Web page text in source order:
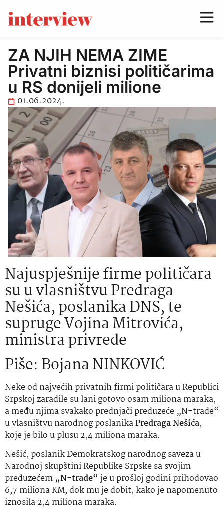
ZA NJIH NEMA ZIME
Privatni biznisi političarima
u RS donijeli milione
01.06.2024.
Najuspješnije firme političara
su u vlasništvu Predraga
Nešića, poslanika DNS, te
supruge Vojina Mitrovića,
ministra privrede
Piše: Bojana NINKOVIĆ
Neke od najvećih privatnih firmi političara u Republici
Srpskoj zaradile su lani gotovo osam miliona maraka,
a među njima svakako prednjači preduzeće „N-trade“
u vlasništvu narodnog poslanikaPredraga Nešića,
koje je bilo u plusu 2,4 miliona maraka.
Nešić, poslanik Demokratskog narodnog saveza u
Narodnoj skupštini Republike Srpske sa svojim
preduzećem „N-trade“ je u prošloj godini prihodovao
6,7 miliona KM, dok mu je dobit, kako je napomenuto
iznosila 2,4 miliona maraka.